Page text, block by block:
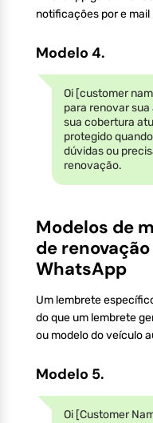
notificações por e
Modelo 4.
Oi [customer
para renovar
sua cobertura
protegido
dúvidas ou
renovação.
Modelos de
de
WhatsApp
Um lembrete
do que um lembrete
ou modelo do veículo
Modelo 5.
Oi [Customer